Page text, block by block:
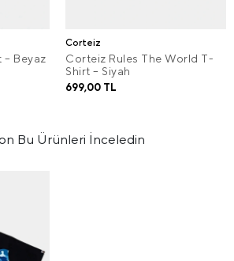
Beyaz
Corteiz
Corteiz Rules The World T-
Shirt – Siyah
699,00 TL
Bu Ürünleri İnceledin